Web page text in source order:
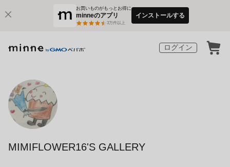
お買いものがもっとお得に
minneのアプリ
3万件以上
インストールする
ログイン
MIMIFLOWER16'S GALLERY